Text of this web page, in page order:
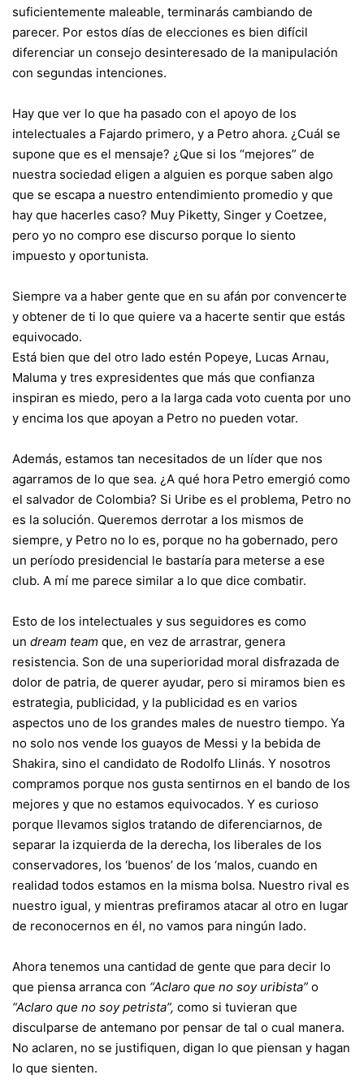
suficientemente maleable, terminarás cambiando de
parecer. Por estos días de elecciones es bien difícil
diferenciar un consejo desinteresado de la manipulación
con segundas intenciones.
Hay que ver lo que ha pasado con el apoyo de los
intelectuales a Fajardo primero, y a Petro ahora. ¿Cuál se
supone que es el mensaje? ¿Que si los “mejores” de
nuestra sociedad eligen a alguien es porque saben algo
que se escapa a nuestro entendimiento promedio y que
hay que hacerles caso? Muy Piketty, Singer y Coetzee,
pero yo no compro ese discurso porque lo siento
impuesto y oportunista.
Siempre va a haber gente que en su afán por convencerte
y obtener de ti lo que quiere va a hacerte sentir que estás
equivocado.
Está bien que del otro lado estén Popeye, Lucas Arnau,
Maluma y tres expresidentes que más que confianza
inspiran es miedo, pero a la larga cada voto cuenta por uno
y encima los que apoyan a Petro no pueden votar.
Además, estamos tan necesitados de un líder que nos
agarramos de lo que sea. ¿A qué hora Petro emergió como
el salvador de Colombia? Si Uribe es el problema, Petro no
es la solución. Queremos derrotar a los mismos de
siempre, y Petro no lo es, porque no ha gobernado, pero
un período presidencial le bastaría para meterse a ese
club. A mí me parece similar a lo que dice combatir.
Esto de los intelectuales y sus seguidores es como
un dream team que, en vez de arrastrar, genera
resistencia. Son de una superioridad moral disfrazada de
dolor de patria, de querer ayudar, pero si miramos bien es
estrategia, publicidad, y la publicidad es en varios
aspectos uno de los grandes males de nuestro tiempo. Ya
no solo nos vende los guayos de Messi y la bebida de
Shakira, sino el candidato de Rodolfo Llinás. Y nosotros
compramos porque nos gusta sentirnos en el bando de los
mejores y que no estamos equivocados. Y es curioso
porque llevamos siglos tratando de diferenciarnos, de
separar la izquierda de la derecha, los liberales de los
conservadores, los ‘buenos’ de los ‘malos, cuando en
realidad todos estamos en la misma bolsa. Nuestro rival es
nuestro igual, y mientras prefiramos atacar al otro en lugar
de reconocernos en él, no vamos para ningún lado.
Ahora tenemos una cantidad de gente que para decir lo
que piensa arranca con “Aclaro que no soy uribista” o
“Aclaro que no soy petrista”, como si tuvieran que
disculparse de antemano por pensar de tal o cual manera.
No aclaren, no se justifiquen, digan lo que piensan y hagan
lo que sienten.